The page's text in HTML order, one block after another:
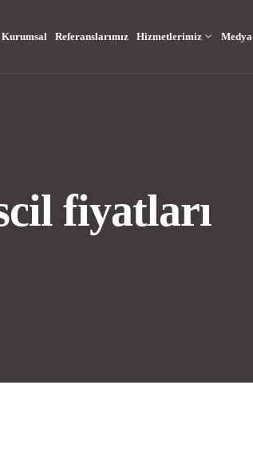
Kurumsal Referanslarımız Hizmetlerimiz Medya
fiyatları